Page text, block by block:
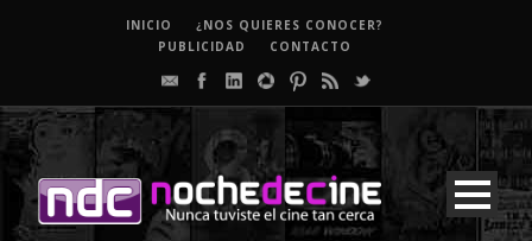
INICIO
¿NOS QUIERES CONOCER?
PUBLICIDAD
CONTACTO